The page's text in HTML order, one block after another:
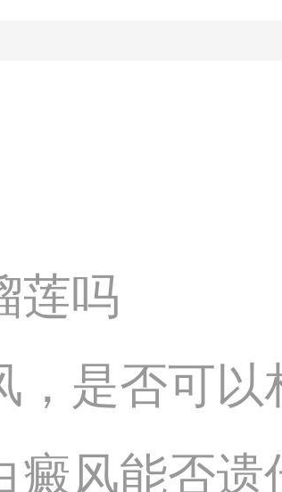
莲吗
，是否可以
癜风能否遗